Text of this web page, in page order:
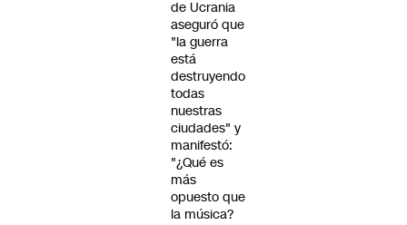
de Ucrania
aseguró que
"la guerra
está
destruyendo
todas
nuestras
ciudades" y
manifestó:
"¿Qué es
más
opuesto que
la música?